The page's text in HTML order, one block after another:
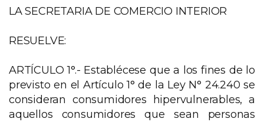
LA SECRETARIA DE COMERCIO INTERIOR
RESUELVE:
ARTÍCULO 1°.- Establécese que a los fines de lo
previsto en el Artículo 1° de la Ley N° 24.240 se
consideran consumidores hipervulnerables, a
aquellos consumidores que sean personas